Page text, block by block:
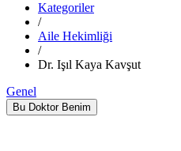
Kategoriler
/
Aile Hekimliği
/
Dr. Işıl Kaya Kavşut
Genel
Bu Doktor Benim